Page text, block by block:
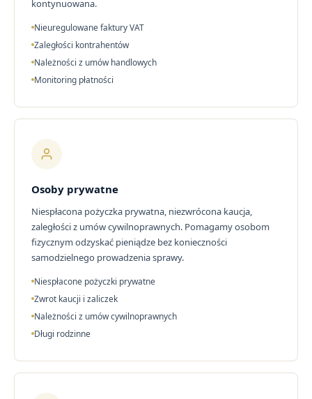
kontynuowana.
Nieuregulowane faktury VAT
Zaległości kontrahentów
Należności z umów handlowych
Monitoring płatności
Osoby prywatne
Niespłacona pożyczka prywatna, niezwrócona kaucja,
zaległości z umów cywilnoprawnych. Pomagamy osobom
fizycznym odzyskać pieniądze bez konieczności
samodzielnego prowadzenia sprawy.
Niespłacone pożyczki prywatne
Zwrot kaucji i zaliczek
Należności z umów cywilnoprawnych
Długi rodzinne